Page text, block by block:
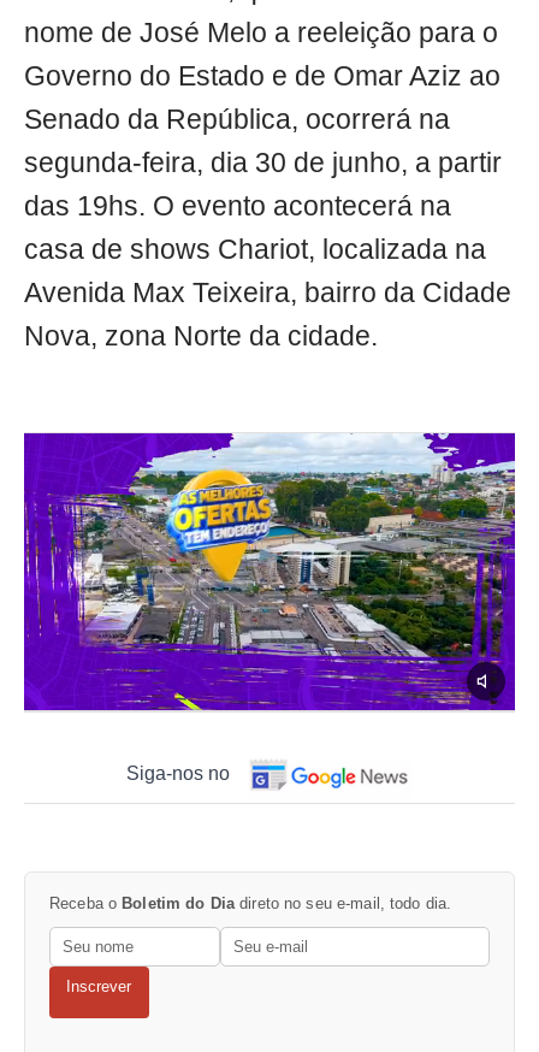
nome de José Melo a reeleição para o
Governo do Estado e de Omar Aziz ao
Senado da República, ocorrerá na
segunda-feira, dia 30 de junho, a partir
das 19hs. O evento acontecerá na
casa de shows Chariot, localizada na
Avenida Max Teixeira, bairro da Cidade
Nova, zona Norte da cidade.
Siga-nos no
Receba o Boletim do Dia direto no seu e-mail, todo dia.
Inscrever